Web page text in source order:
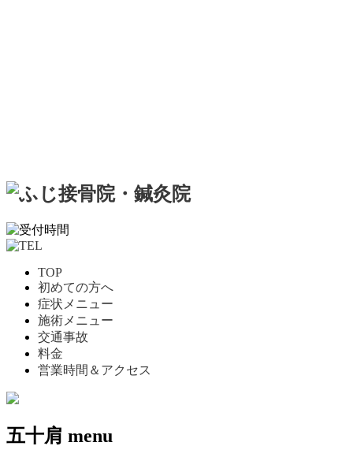
TOP
初めての方へ
症状メニュー
施術メニュー
交通事故
料金
営業時間＆アクセス
五十肩 menu